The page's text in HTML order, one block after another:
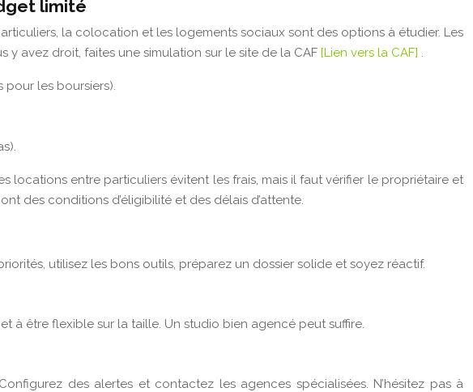
limité
la colocation et les logements sociaux sont des options à étudier. Les
avez droit, faites une simulation sur le site de la CAF [Lien vers la CAF] .
pour les boursiers).
locations entre particuliers évitent les frais, mais il faut vérifier le propriétaire et
des conditions d’éligibilité et des délais d’attente.
utilisez les bons outils, préparez un dossier solide et soyez réactif.
à être flexible sur la taille. Un studio bien agencé peut suffire.
des alertes et contactez les agences spécialisées. N’hésitez pas à